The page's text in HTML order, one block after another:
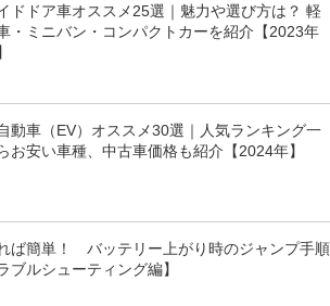
ドドア車オススメ25選｜魅力や選び方は？ 軽
・ミニバン・コンパクトカーを紹介【2023年
動車（EV）オススメ30選｜人気ランキング一
お安い車種、中古車価格も紹介【2024年】
ば簡単！ バッテリー上がり時のジャンプ手順
ブルシューティング編】